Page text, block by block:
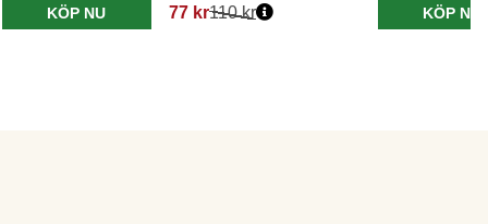
KÖP NU 77 kr110 kr KÖP NU